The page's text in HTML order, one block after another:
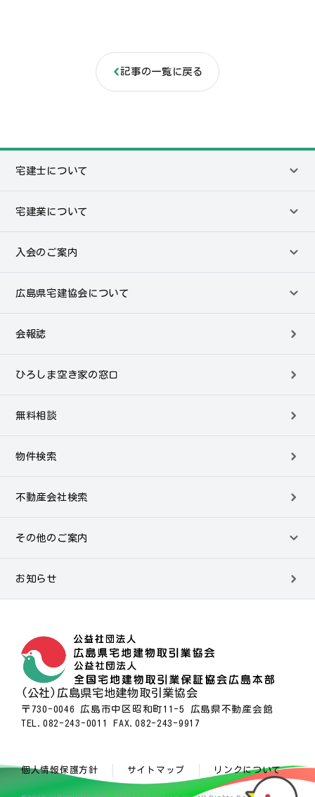
記事の一覧に戻る
宅建士について
宅建業について
入会のご案内
広島県宅建協会について
会報誌
ひろしま空き家の窓口
無料相談
物件検索
不動産会社検索
その他のご案内
お知らせ
(公社)広島県宅地建物取引業協会
〒730-0046 広島市中区昭和町11-5 広島県不動産会館
TEL.082-243-0011 FAX.082-243-9917
個人情報保護方針 サイトマップ リンクについて